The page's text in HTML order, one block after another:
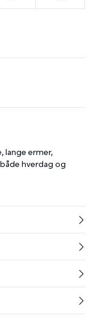
lange ermer,
hverdag og